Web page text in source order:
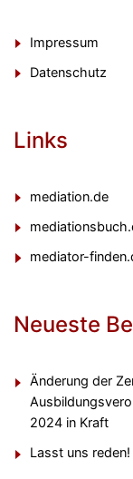
Impressum
Datenschutz
Links
mediation.de
mediator-
Neueste
Änderung der
2024 in Kraft
Lasst uns